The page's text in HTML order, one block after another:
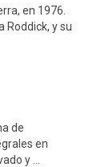
en 1976.
Roddick, y su
de
en
y …